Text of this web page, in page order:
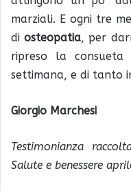
marziali. E ogni tre
diosteopatia, per
ripreso la
settimana, e di tanto
Giorgio Marchesi
Testimonianza
Salute e benessere